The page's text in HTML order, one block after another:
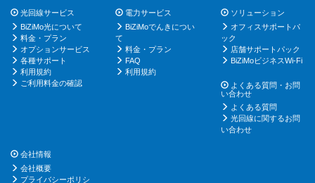
光回線サービス
BiZiMo光について
料金・プラン
オプションサービス
各種サポート
利用規約
ご利用料金の確認
電力サービス
BiZiMoでんきについ
て
料金・プラン
FAQ
利用規約
ソリューション
オフィスサポートパ
ック
店舗サポートパック
BiZiMoビジネスWi-Fi
よくある質問・お問
い合わせ
よくある質問
光回線に関するお問
い合わせ
会社情報
会社概要
プライバシーポリシ